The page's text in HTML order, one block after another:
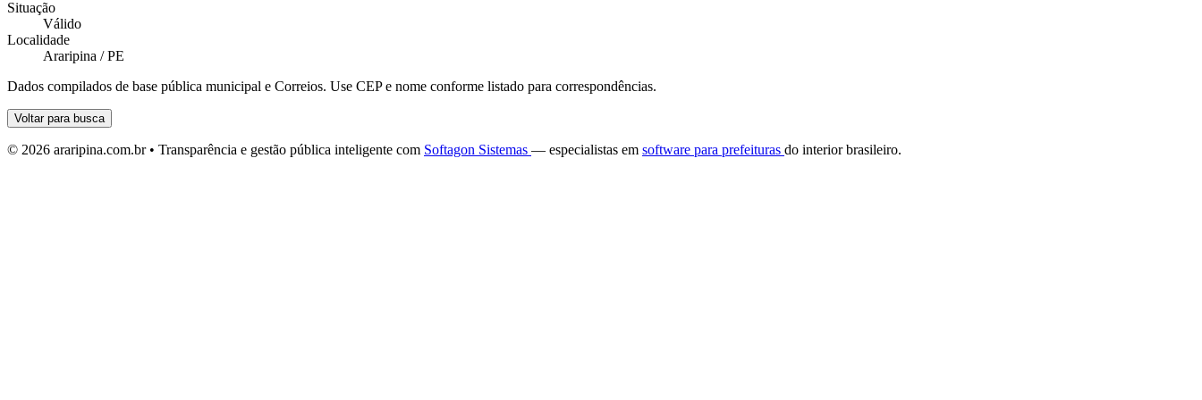
Situação
Válido
Localidade
Araripina / PE
Dados compilados de base pública municipal e Correios. Use CEP e nome conforme listado para correspondências.
Voltar para busca
© 2026 araripina.com.br • Transparência e gestão pública inteligente com Softagon Sistemas — especialistas em software para prefeituras do interior brasileiro.